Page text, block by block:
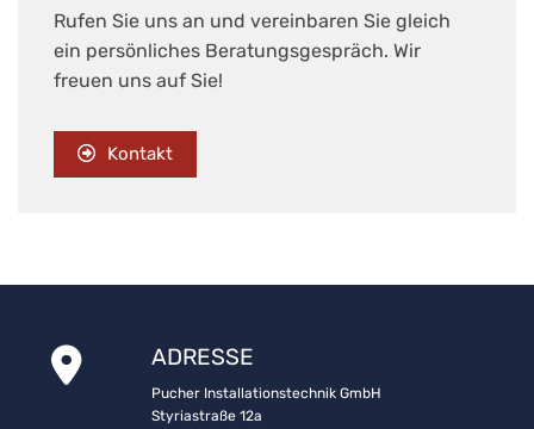
Rufen Sie uns an und vereinbaren Sie gleich
ein persönliches Beratungsgespräch. Wir
freuen uns auf Sie!
Kontakt
 ADRESSE
Pucher Installationstechnik GmbH
Styriastraße 12a